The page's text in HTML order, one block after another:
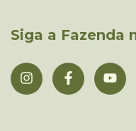
Siga a Fazenda